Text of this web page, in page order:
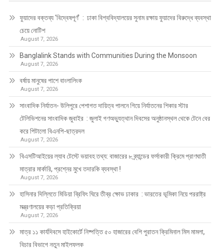
ফুয়াদের বক্তব্য ‘বিদ্বেষপূর্ণ’ : ঢাকা বিশ্ববিদ্যালয়ের সুনাম রক্ষায় ফুয়াদের বিরুদ্ধে ব্যবস্থা
চেয়ে নোটিশ
August 7, 2026
Banglalink Stands with Communities During the Monsoon
August 7, 2026
বর্ষায় মানুষের পাশে বাংলালিংক
August 7, 2026
সাংবাদিক নির্যাতন- উলিপুরে পেশাগত দায়িত্ব পালনে গিয়ে নির্যাতনের শিকার স্টার
টেলিভিশনের সাংবাদিক জুবাইর : জুলাই গণঅভ্যুত্থান দিবসের অনুষ্ঠানস্থল থেকে টেনে বের
করে পিটালো বিএনপি-ছাত্রদল
August 7, 2026
বিএসটিআইয়ের ল্যাব টেস্টে ভয়াবহ তথ্য: বাজারের ৮ ব্র্যান্ডের ফর্সাকারী ক্রিমে প্রাণঘাতী
মাত্রার মার্কারি, প্রশ্নের মুখে তদারকি ব্যবস্থা !
August 7, 2026
হাসিনার দিল্লিতে মিডিয়া ব্রিফিং ঘিরে তীব্র ক্ষোভ ঢাকার : ভারতের ভূমিকা নিয়ে পররাষ্ট্র
মন্ত্রণালয়ের কড়া প্রতিক্রিয়া
August 7, 2026
মাত্র ১১ কার্যদিবসে হাইকোর্টে নিষ্পত্তি ৫০ হাজারের বেশি পুরাতন ক্রিমিনাল মিস মামলা,
বিচার বিভাগে নতুন মাইলফলক